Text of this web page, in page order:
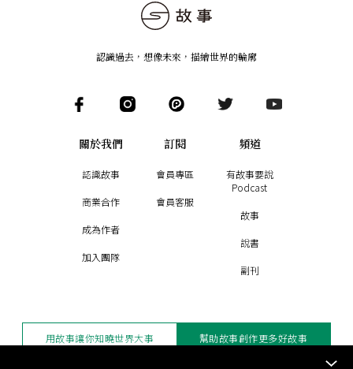
認識過去，想像未來 ， 描繪世界的輪廓
關於我們
認識故事
商業合作
成為作者
加入團隊
訂閱
會員專區
會員客服
頻道
有故事要說
Podcast
故事
說書
副刊
用故事讓你知曉世界大事 幫助故事創作更多好故事